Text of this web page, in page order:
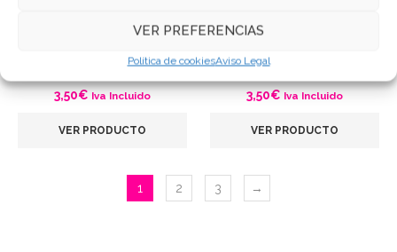
VER PREFERENCIAS
Política de cookiesAviso Legal
Cangrejo Feliz –…
3,50€ Iva Incluido
VER PRODUCTO
Ballena Presumida –…
3,50€ Iva Incluido
VER PRODUCTO
1 2 3 →